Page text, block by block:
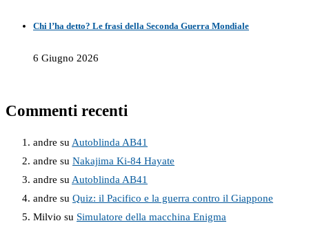
Chi l’ha detto? Le frasi della Seconda Guerra Mondiale
6 Giugno 2026
Commenti recenti
andre su Autoblinda AB41
andre su Nakajima Ki-84 Hayate
andre su Autoblinda AB41
andre su Quiz: il Pacifico e la guerra contro il Giappone
Milvio su Simulatore della macchina Enigma